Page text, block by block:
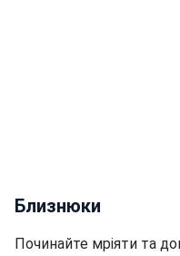
Близнюки
Починайте мріяти та